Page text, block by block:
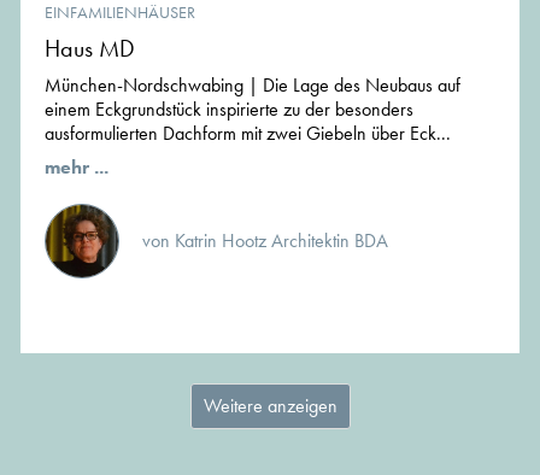
EINFAMILIENHÄUSER
Haus MD
München-Nordschwabing | Die Lage des Neubaus auf
einem Eckgrundstück inspirierte zu der besonders
ausformulierten Dachform mit zwei Giebeln über Eck...
mehr ...
von Katrin Hootz Architektin BDA
Weitere anzeigen